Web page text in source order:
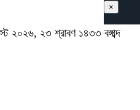
২০২৬, ২৩ শ্রাবণ ১৪৩৩ বঙ্গাব্দ
×